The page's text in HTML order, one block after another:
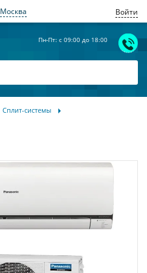
Москва Войти
Пн-Пт: с 09:00 до 18:00
Сплит-системы